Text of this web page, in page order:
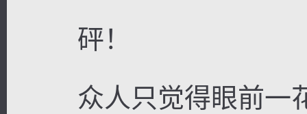
砰！
众人只觉得眼前一